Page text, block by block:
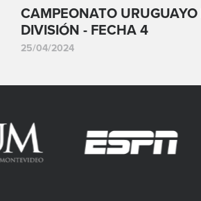
CAMPEONATO URUGUAYO
DIVISIÓN - FECHA 4
25/04/2024